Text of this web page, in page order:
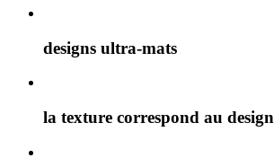
designs ultra-mats
la texture correspond au design